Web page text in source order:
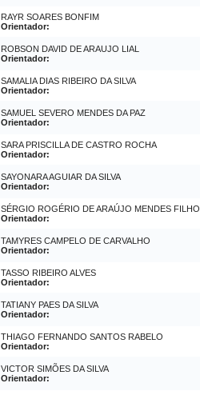
RAYR SOARES BONFIM
Orientador:
ROBSON DAVID DE ARAUJO LIAL
Orientador:
SAMALIA DIAS RIBEIRO DA SILVA
Orientador:
SAMUEL SEVERO MENDES DA PAZ
Orientador:
SARA PRISCILLA DE CASTRO ROCHA
Orientador:
SAYONARA AGUIAR DA SILVA
Orientador:
SÉRGIO ROGÉRIO DE ARAÚJO MENDES FILHO
Orientador:
TAMYRES CAMPELO DE CARVALHO
Orientador:
TASSO RIBEIRO ALVES
Orientador:
TATIANY PAES DA SILVA
Orientador:
THIAGO FERNANDO SANTOS RABELO
Orientador:
VICTOR SIMÕES DA SILVA
Orientador: